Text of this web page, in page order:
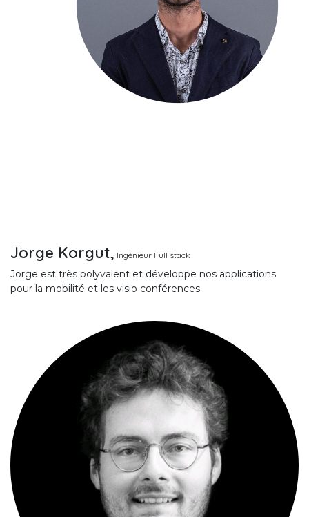
Jorge Korgut, Ingénieur Full stack
Jorge est très polyvalent et développe nos applications
pour la mobilité et les visio conférences